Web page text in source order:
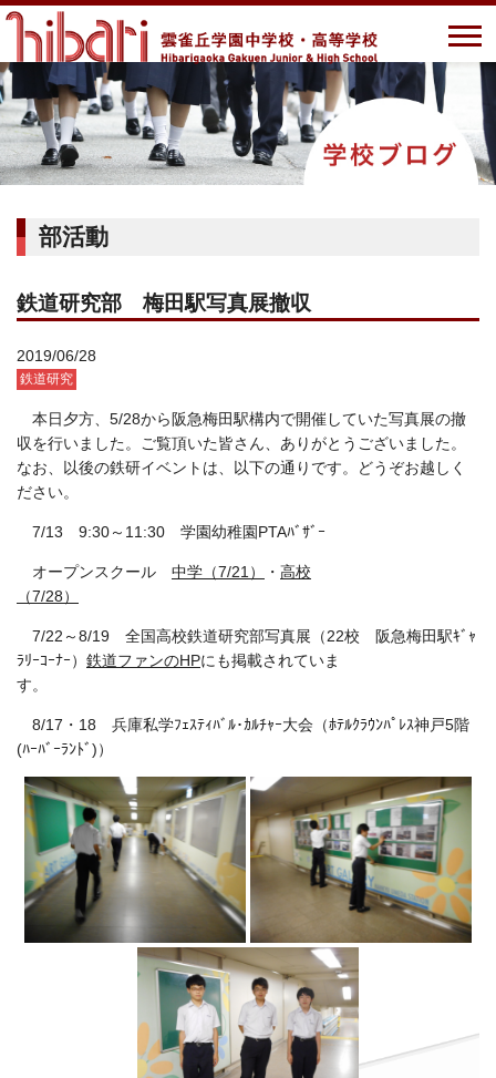
部活動
鉄道研究部 梅田駅写真展撤収
2019/06/28
鉄道研究
本日夕方、5/28から阪急梅田駅構内で開催していた写真展の撤
収を行いました。ご覧頂いた皆さん、ありがとうございました。
なお、以後の鉄研イベントは、以下の通りです。どうぞお越しく
ださい。
7/13 9:30～11:30 学園幼稚園PTAﾊﾞｻﾞｰ
オープンスクール 中学（7/21） ・ 高校
（7/28）
7/22～8/19 全国高校鉄道研究部写真展（22校 阪急梅田駅ｷﾞｬ
ﾗﾘｰｺｰﾅｰ） 鉄道ファンのHPにも掲載されていま
す。
8/17・18 兵庫私学ﾌｪｽﾃｨﾊﾞﾙ･ｶﾙﾁｬｰ大会（ﾎﾃﾙｸﾗｳﾝﾊﾟﾚｽ神戸5階
(ﾊｰﾊﾞｰﾗﾝﾄﾞ)）